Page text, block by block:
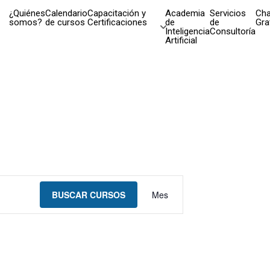
¿Quiénes
somos?
Calendario
de cursos
Capacitación y
Certificaciones
Academia
de
Inteligencia
Artificial
Servicios
de
Consultoría
BUSCAR CURSOS Mes